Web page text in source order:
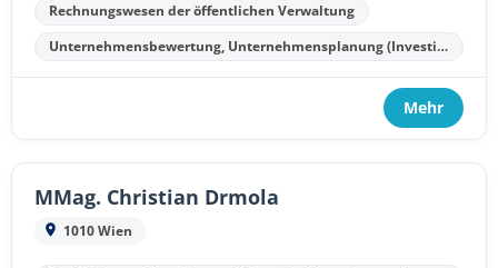
Rechnungswesen der öffentlichen Verwaltung
Unternehmensbewertung, Unternehmensplanung (Investitionsplanung, Finanzplanung, Kostenplanung, Liquiditätsplanung)
Mehr
MMag. Christian Drmola
1010 Wien